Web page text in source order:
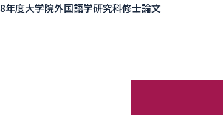
年度大学院外国語学研究科修士論文